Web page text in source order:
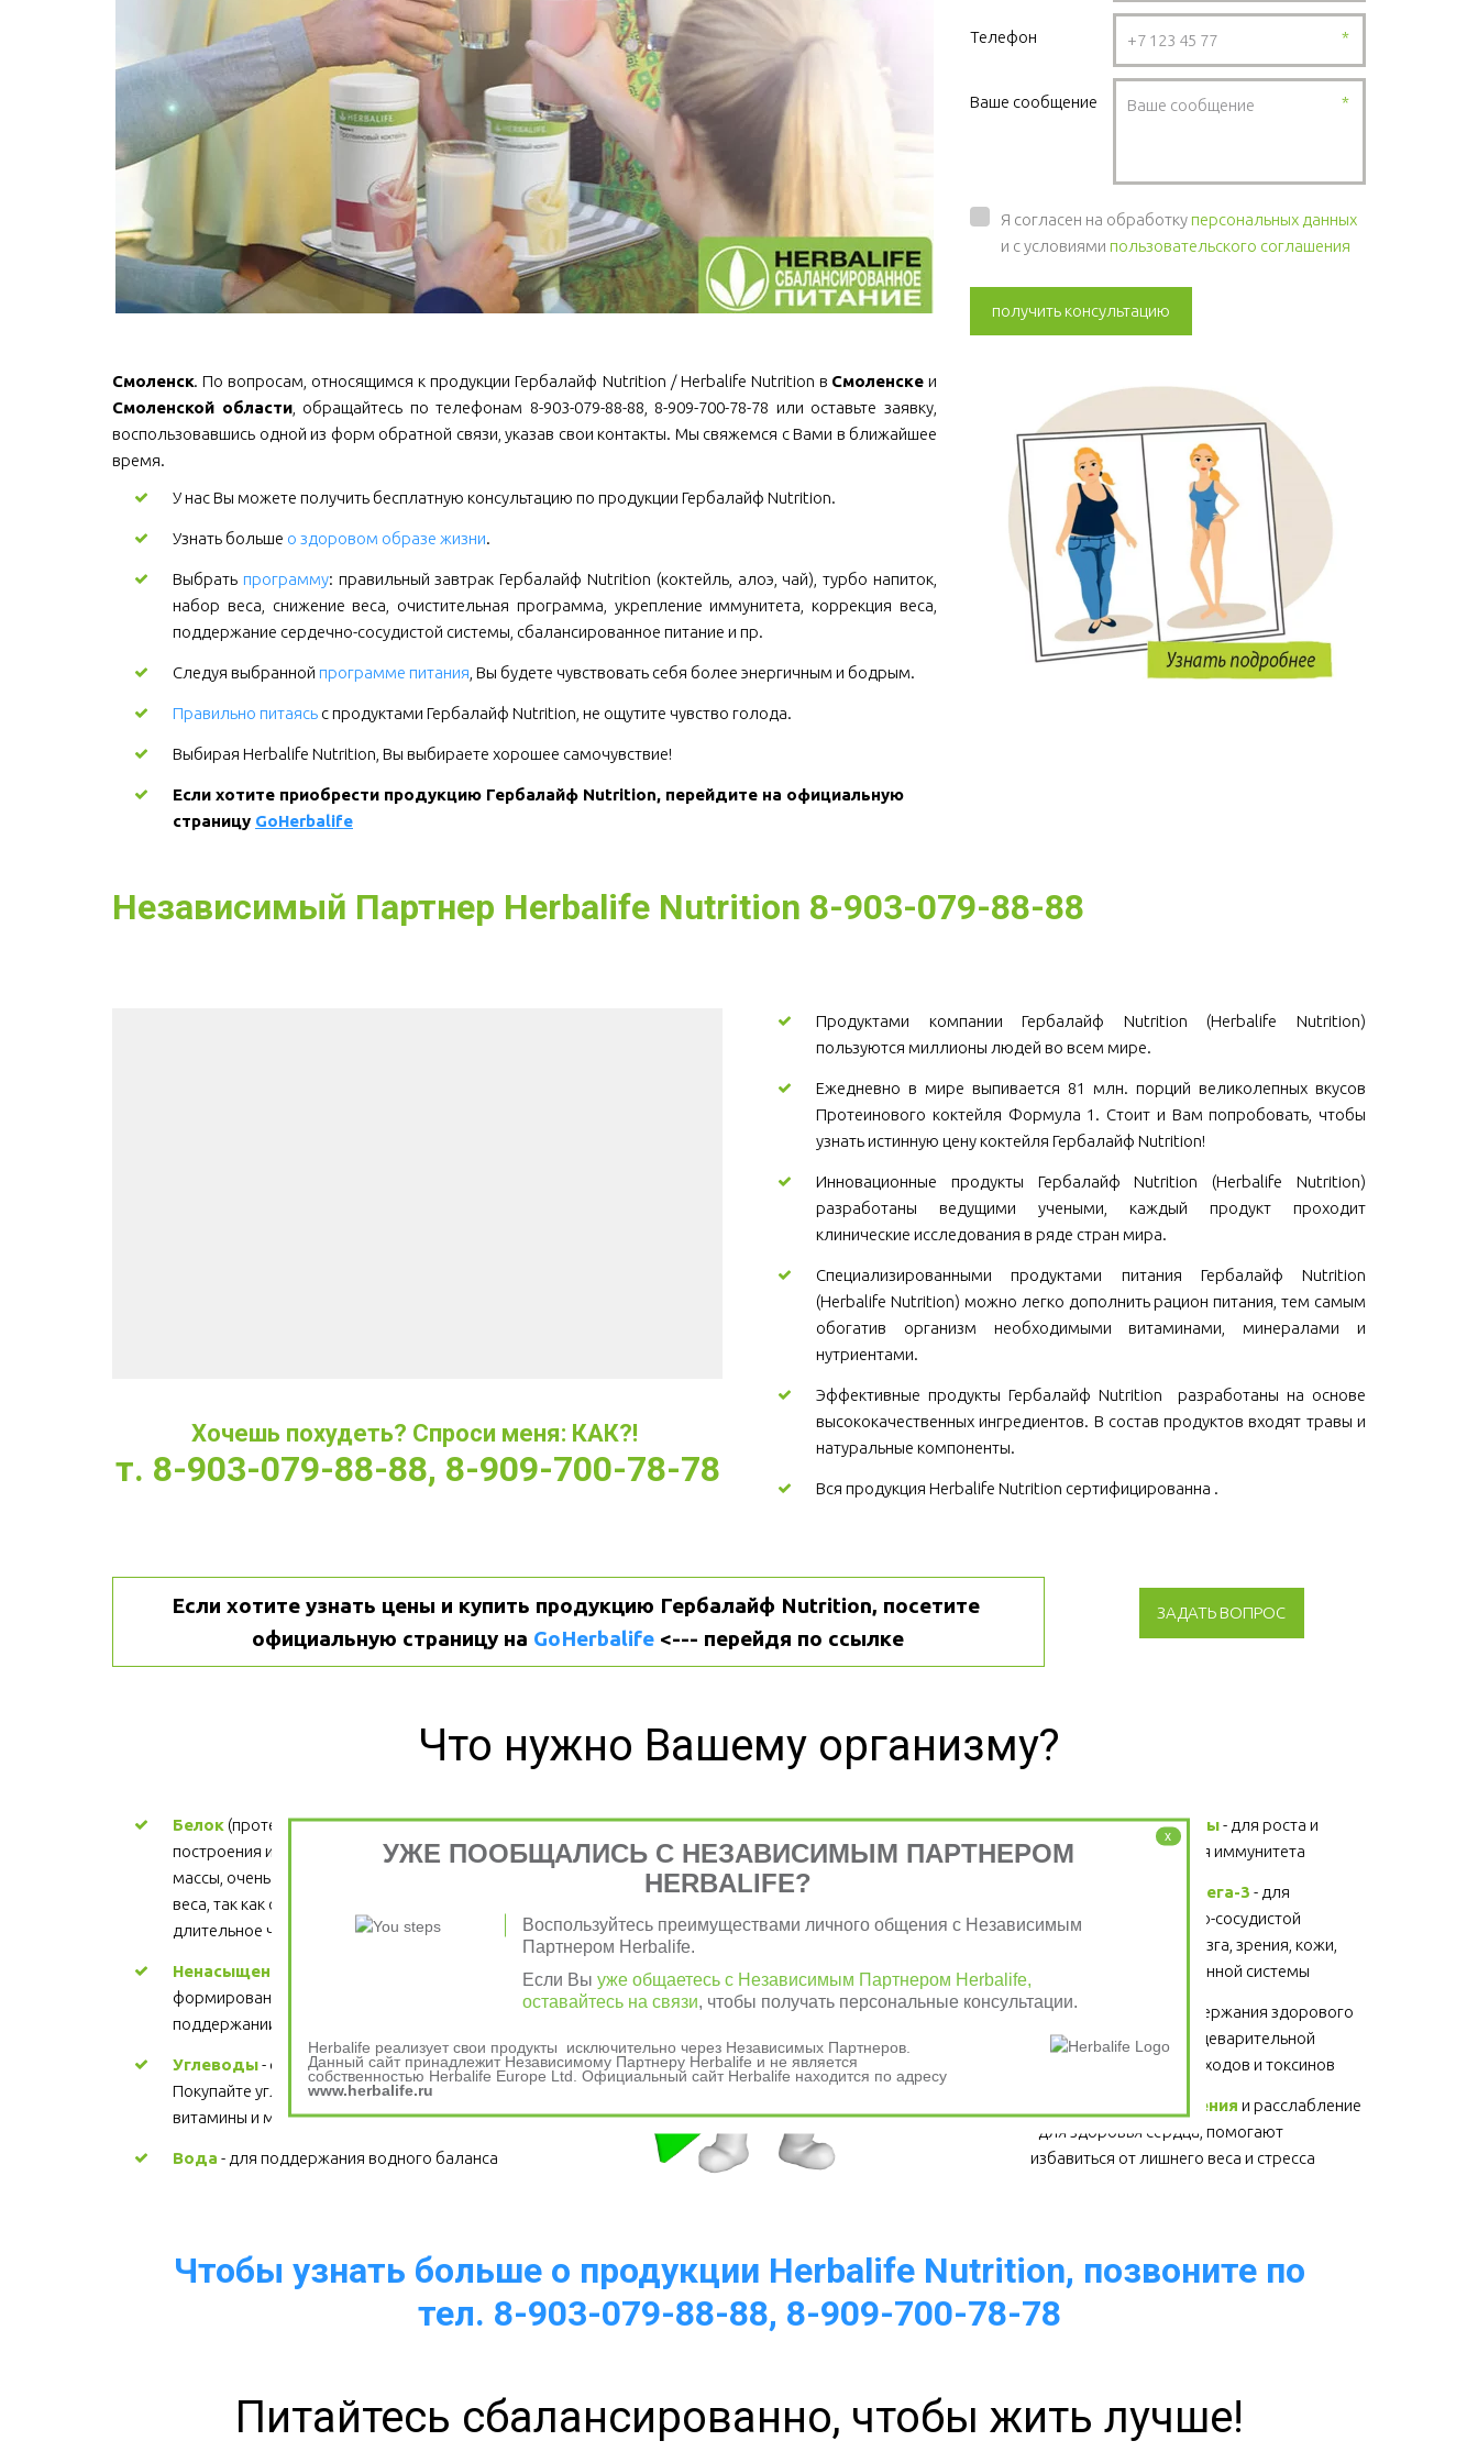
Смоленск. По вопросам, относящимся к продукции Гербалайф Nutrition / Herbalife Nutrition в Смоленскеи
Смоленской области, обращайтесь по телефонам 8-903-079-88-88, 8-909-700-78-78 или оставьте заявку,
воспользовавшись одной из форм обратной связи, указав свои контакты. Мы свяжемся с Вами в ближайшее
время.
У нас Вы можете получить бесплатную консультацию по продукции Гербалайф Nutrition.
Узнать больше о здоровом образе жизни.
Выбрать программу: правильный завтрак Гербалайф Nutrition (коктейль, алоэ, чай), турбо напиток,
набор веса, снижение веса, очистительная программа, укрепление иммунитета, коррекция веса,
поддержание сердечно-сосудистой системы, сбалансированное питание и пр.
Следуя выбранной программе питания , Вы будете чувствовать себя более энергичным и бодрым.
Правильно питаясь с продуктами Гербалайф Nutrition, не ощутите чувство голода.
Выбирая Herbalife Nutrition, Вы выбираете хорошее самочувствие!
Если хотите приобрести продукцию Гербалайф Nutrition, перейдите на официальную
страницу GoHerbalife
Телефон *
Ваше сообщение *
Я согласен на обработкуперсональных данных
и с условиями пользовательского соглашения
получить консультацию
Независимый Партнер Herbalife Nutrition 8-903-079-88-88
Хочешь похудеть? Спроси меня: КАК?!
т. 8-903-079-88-88, 8-909-700-78-78
Продуктами компании Гербалайф Nutrition (Herbalife Nutrition)
пользуются миллионы людей во всем мире.
Ежедневно в мире выпивается 81 млн. порций великолепных вкусов
Протеинового коктейля Формула 1. Стоит и Вам попробовать, чтобы
узнать истинную цену коктейля Гербалайф Nutrition!
Инновационные продукты Гербалайф Nutrition (Herbalife Nutrition)
разработаны ведущими учеными, каждый продукт проходит
клинические исследования в ряде стран мира.
Специализированными продуктами питания Гербалайф Nutrition
(Herbalife Nutrition) можно легко дополнить рацион питания, тем самым
обогатив организм необходимыми витаминами, минералами и
нутриентами.
Эффективные продукты Гербалайф Nutrition разработаны на основе
высококачественных ингредиентов. В состав продуктов входят травы и
натуральные компоненты.
Вся продукция Herbalife Nutrition сертифицированна .
Если хотите узнать цены и купить продукцию Гербалайф Nutrition, посетите
официальную страницу на GoHerbalife <--- перейдя по ссылке
ЗАДАТЬ ВОПРОС
Что нужно Вашему организму?
Белок (протеин) - ценный материал для
построения и поддержания мышечной
массы, очень важен для процесса снижения
веса, так как обеспечивает более
длительное чувство сытости.
Ненасыщенные жиры
формировании структуры каждой клетки,
поддержании здорового сердца. Цена
Углеводы - основной источник энергии.
Покупайте углеводы, содержащие
витамины и минералы.
Вода - для поддержания водного баланса
Витамины и минералы - для роста и
развития, поддержания иммунитета
Жирные кислоты Омега-3 - для
поддержания сердечно-сосудистой
системы, головного мозга, зрения, кожи,
суставов, волос и иммунной системы
Клетчатка
- для поддержания здорового
функционирования пищеварительной
системы, выведение отходов и токсинов
Физические упражнения и расслабление
- для здоровья сердца, помогают
избавиться от лишнего веса и стресса
Чтобы узнать больше о продукции Herbalife Nutrition, позвоните по
тел. 8-903-079-88-88, 8-909-700-78-78
Питайтесь сбалансированно, чтобы жить лучше!
x
УЖЕ ПООБЩАЛИСЬ С НЕЗАВИСИМЫМ ПАРТНЕРОМ
HERBALIFE?
Воспользуйтесь преимуществами личного общения с Независимым
Партнером Herbalife.
Если Вы уже общаетесь с Независимым Партнером Herbalife,
оставайтесь на связи, чтобы получать персональные консультации.
Herbalife реализует свои продукты исключительно через Независимых Партнеров.
Данный сайт принадлежит Независимому Партнеру Herbalife и не является
собственностью Herbalife Europe Ltd. Официальный сайт Herbalife находится по адресу
www.herbalife.ru